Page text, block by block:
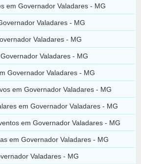
em Governador Valadares - MG
Valadares - MG
Valadares - MG
Valadares - MG
Governador Valadares - MG
em Governador Valadares - MG
em Governador Valadares - MG
em Governador Valadares - MG
em Governador Valadares - MG
Valadares - MG